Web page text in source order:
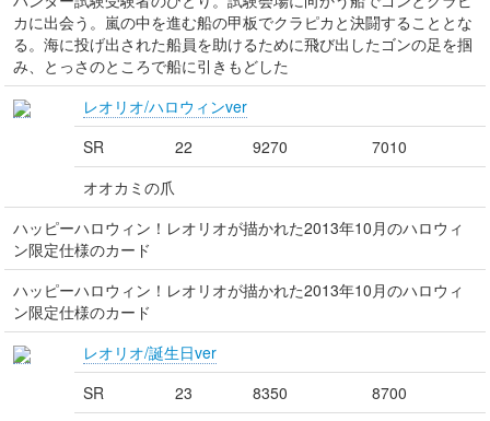
カに出会う。嵐の中を進む船の甲板でクラピカと決闘することとな
る。海に投げ出された船員を助けるために飛び出したゴンの足を掴
み、とっさのところで船に引きもどした
レオリオ/ハロウィンver
SR
22 9270
7010
オオカミの爪
ハッピーハロウィン！レオリオが描かれた2013年10月のハロウィ
ン限定仕様のカード
ハッピーハロウィン！レオリオが描かれた2013年10月のハロウィ
ン限定仕様のカード
レオリオ/誕生日ver
SR
23 8350
8700